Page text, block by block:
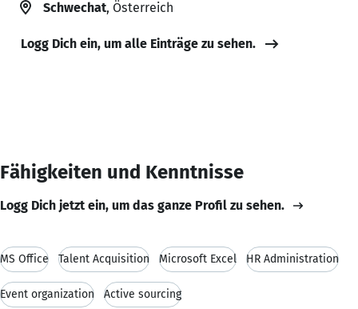
Schwechat, Österreich
Logg Dich ein, um alle Einträge zu sehen.
Fähigkeiten und Kenntnisse
Logg Dich jetzt ein, um das ganze Profil zu sehen.
MS Office Talent Acquisition Microsoft Excel HR Administration
Event organization Active sourcing